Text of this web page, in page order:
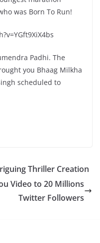
was Born To Run!
Padhi. The
you Bhaag Milkha
scheduled to
Thriller Creation
Video to 20 Millions
Twitter Followers